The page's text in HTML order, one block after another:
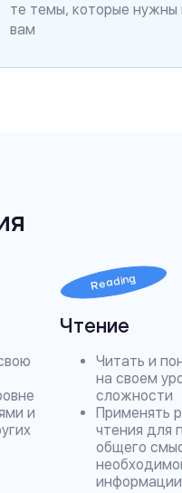
те темы, которые нужны
вам
и
Reading
Чтение
Читать и
на своем
сложности
Применять
чтения для
общего